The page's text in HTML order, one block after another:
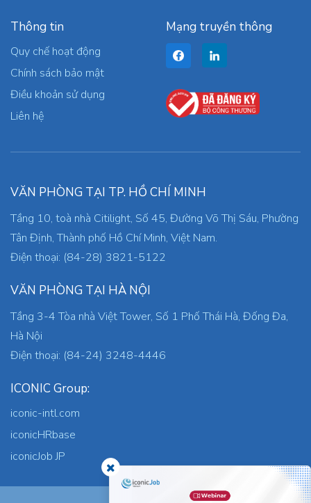
Thông tin
Quy chế hoạt động
Chính sách bảo mật
Điều khoản sử dụng
Liên hệ
Mạng truyền thông
VĂN PHÒNG TẠI TP. HỒ CHÍ MINH
Tầng 10, toà nhà Citilight, Số 45, Đường Võ Thị Sáu, Phường
Tân Định, Thành phố Hồ Chí Minh, Việt Nam.
Điện thoại: (84-28) 3821-5122
VĂN PHÒNG TẠI HÀ NỘI
Tầng 3-4 Tòa nhà Việt Tower, Số 1 Phố Thái Hà, Đống Đa,
Hà Nội
Điện thoại: (84-24) 3248-4446
ICONIC Group:
iconic-intl.com
iconicHRbase
iconicJob JP